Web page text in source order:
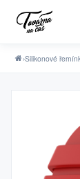
›Silikonové